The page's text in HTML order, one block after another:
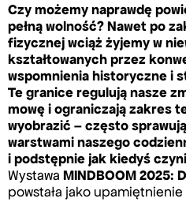
Czy możemy naprawdę
pełną wolność? Nawet po
fizycznej wciąż żyjemy w
kształtowanych przez
wspomnienia historyczne i
Te granice regulują nasze
mowę i ograniczają zakres
wyobrazić – często
warstwami naszego
i podstępnie jak kiedyś
Wystawa MINDBOOM 2025:
powstała jako